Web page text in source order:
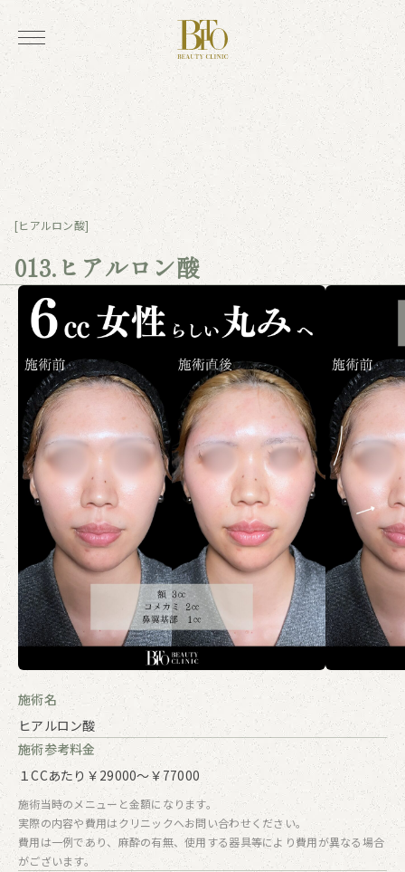
[ヒアルロン酸]
013.ヒアルロン酸
施術名
ヒアルロン酸
施術参考料金
１CCあたり￥29000～￥77000
施術当時のメニューと金額になります。
実際の内容や費用はクリニックへお問い合わせください。
費用は一例であり、麻酔の有無、使用する器具等により費用が異なる場合
がございます。